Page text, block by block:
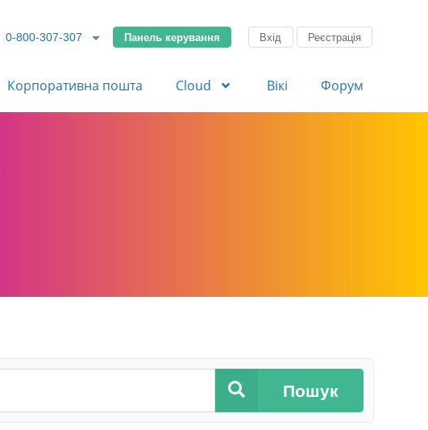
0-800-307-307 Панель керування Вхід Реєстрація
Корпоративна пошта Cloud Вікі Форум
Пошук